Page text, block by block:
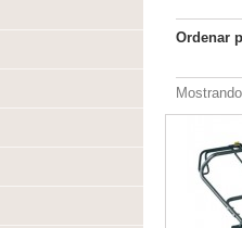
Ordenar